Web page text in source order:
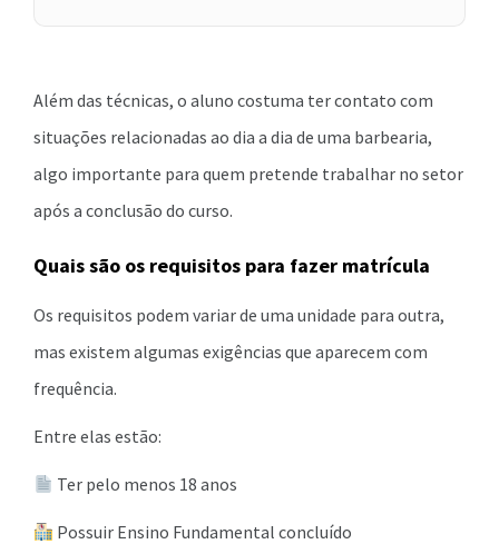
Além das técnicas, o aluno costuma ter contato com
situações relacionadas ao dia a dia de uma barbearia,
algo importante para quem pretende trabalhar no setor
após a conclusão do curso.
Quais são os requisitos para fazer matrícula
Os requisitos podem variar de uma unidade para outra,
mas existem algumas exigências que aparecem com
frequência.
Entre elas estão:
Ter pelo menos 18 anos
Possuir Ensino Fundamental concluído